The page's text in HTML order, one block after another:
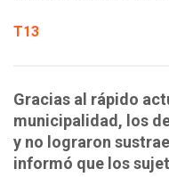
T13
Gracias al rápido
municipalidad, los
y no lograron
informó que los